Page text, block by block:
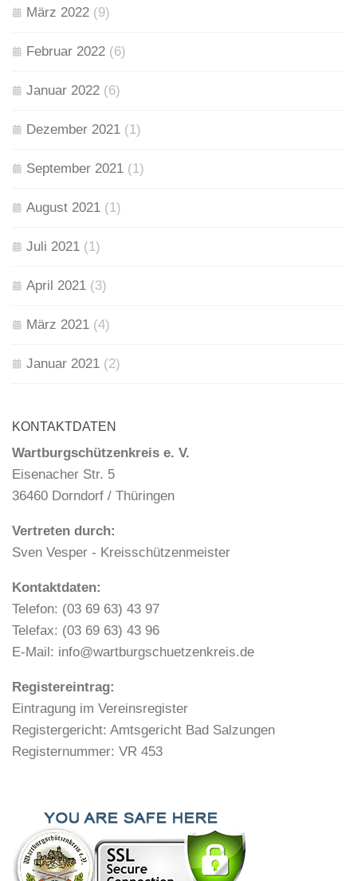
März 2022 (9)
Februar 2022 (6)
Januar 2022 (6)
Dezember 2021 (1)
September 2021 (1)
August 2021 (1)
Juli 2021 (1)
April 2021 (3)
März 2021 (4)
Januar 2021 (2)
KONTAKTDATEN
Wartburgschützenkreis e. V.
Eisenacher Str. 5
36460 Dorndorf / Thüringen
Vertreten durch:
Sven Vesper - Kreisschützenmeister
Kontaktdaten:
Telefon: (03 69 63) 43 97
Telefax: (03 69 63) 43 96
E-Mail: info@wartburgschuetzenkreis.de
Registereintrag:
Eintragung im Vereinsregister
Registergericht: Amtsgericht Bad Salzungen
Registernummer: VR 453